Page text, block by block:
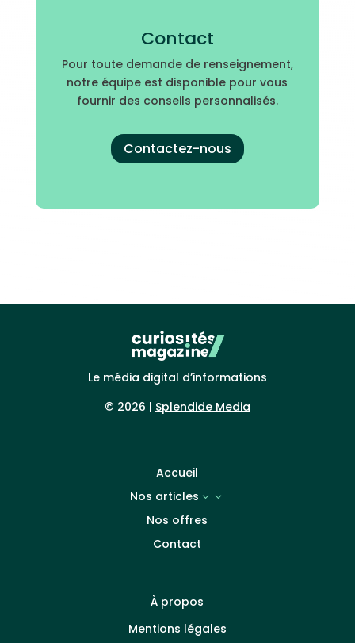
Contact
Pour toute demande de renseignement,
notre équipe est disponible pour vous
fournir des conseils personnalisés.
Contactez-nous
Le média digital d’informations
© 2026 | Splendide Media
Accueil
Nos articles
3
Nos offres
Contact
À propos
Mentions légales